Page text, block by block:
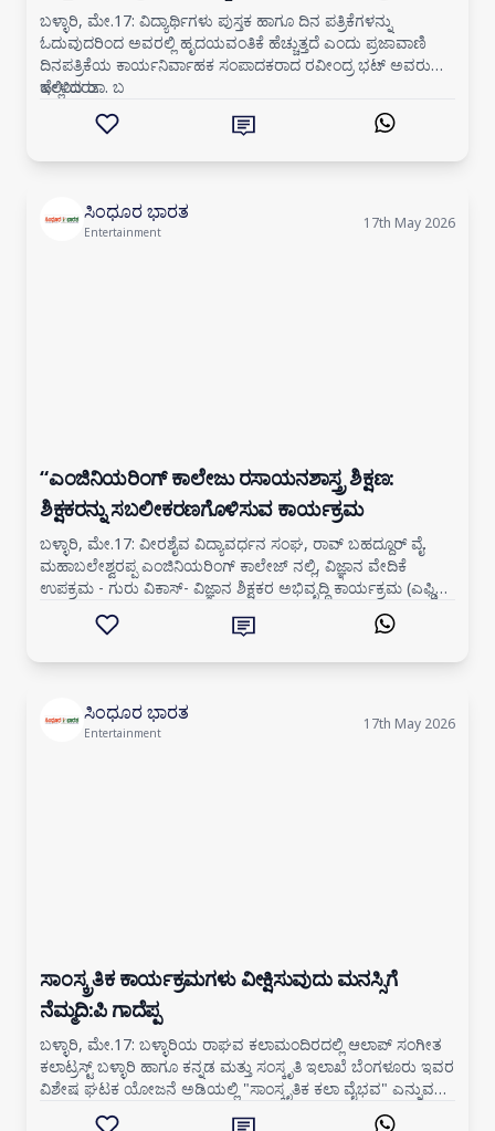
ಬಳ್ಳಾರಿ, ಮೇ.17: ವಿದ್ಯಾರ್ಥಿಗಳು ಪುಸ್ತಕ ಹಾಗೂ ದಿನ ಪತ್ರಿಕೆಗಳನ್ನು
ಓದುವುದರಿಂದ ಅವರಲ್ಲಿ ಹೃದಯವಂತಿಕೆ ಹೆಚ್ಚುತ್ತದೆ ಎಂದು ಪ್ರಜಾವಾಣಿ
ದಿನಪತ್ರಿಕೆಯ ಕಾರ್ಯನಿರ್ವಾಹಕ ಸಂಪಾದಕರಾದ ರವೀಂದ್ರ ಭಟ್ ಅವರು
ಹೇಳಿದರು.
ಇಲ್ಲಿಯ ಡಾ. ಬ
ಸಿಂಧೂರ ಭಾರತ
Entertainment 17th May 2026
“ಎಂಜಿನಿಯರಿಂಗ್ ಕಾಲೇಜು ರಸಾಯನಶಾಸ್ತ್ರ ಶಿಕ್ಷಣ:
ಶಿಕ್ಷಕರನ್ನು ಸಬಲೀಕರಣಗೊಳಿಸುವ ಕಾರ್ಯಕ್ರಮ
ಬಳ್ಳಾರಿ, ಮೇ.17: ವೀರಶೈವ ವಿದ್ಯಾವರ್ಧನ ಸಂಘ, ರಾವ್ ಬಹದ್ದೂರ್ ವೈ.
ಮಹಾಬಲೇಶ್ವರಪ್ಪ ಎಂಜಿನಿಯರಿಂಗ್ ಕಾಲೇಜ್ ನಲ್ಲಿ, ವಿಜ್ಞಾನ ವೇದಿಕೆ
ಉಪಕ್ರಮ - ಗುರು ವಿಕಾಸ್- ವಿಜ್ಞಾನ ಶಿಕ್ಷಕರ ಅಭಿವೃದ್ಧಿ ಕಾರ್ಯಕ್ರಮ (ಎಫ್ಡಿಪಿ)
ಶಿಕ್ಷಕರ ಸಬಲೀಕರಣ
ಸಿಂಧೂರ ಭಾರತ
Entertainment 17th May 2026
ಸಾಂಸ್ಕ್ರತಿಕ ಕಾರ್ಯಕ್ರಮಗಳು ವೀಕ್ಷಿಸುವುದು ಮನಸ್ಸಿಗೆ
ನೆಮ್ಮದಿ:ಪಿ ಗಾದೆಪ್ಪ
ಬಳ್ಳಾರಿ, ಮೇ.17: ಬಳ್ಳಾರಿಯ ರಾಘವ ಕಲಾಮಂದಿರದಲ್ಲಿ ಆಲಾಪ್ ಸಂಗೀತ
ಕಲಾಟ್ರಸ್ಟ್ ಬಳ್ಳಾರಿ ಹಾಗೂ ಕನ್ನಡ ಮತ್ತು ಸಂಸ್ಕೃತಿ ಇಲಾಖೆ ಬೆಂಗಳೂರು ಇವರ
ವಿಶೇಷ ಘಟಕ ಯೋಜನೆ ಅಡಿಯಲ್ಲಿ "ಸಾಂಸ್ಕೃತಿಕ ಕಲಾ ವೈಭವ" ಎನ್ನುವ
ಕಾರ್ಯಕ್ರಮವನ್ನು ಬಳ್ಳಾರಿ